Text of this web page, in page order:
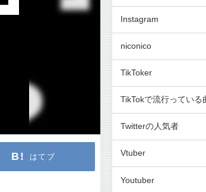
はてブ
Instagram
niconico
TikToker
TikTokで流行っている
Twitterの人気者
Vtuber
Youtuber